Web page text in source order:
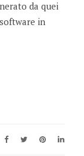
da quei
in